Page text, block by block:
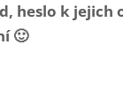
heslo k jejich
🙂